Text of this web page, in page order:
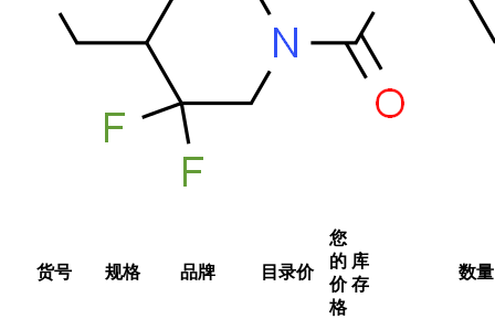
货号 规格 品牌 目录价
您
的
价
格
库
存
数量